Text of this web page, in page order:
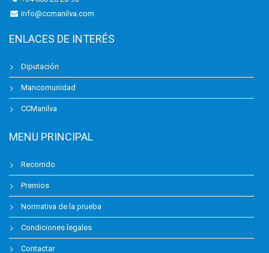
info@ccmanilva.com
ENLACES DE INTERÉS
Diputación
Mancomunidad
CCManilva
MENU PRINCIPAL
Recorrido
Premios
Normativa de la prueba
Condiciones legales
Contactar